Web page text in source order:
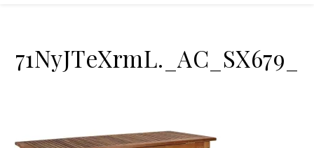
71NyJTeXrmL._AC_SX679_